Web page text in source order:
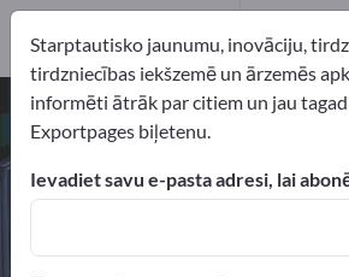
Piedziņas ķēdes –
ražotājus un
Starptautisko jaunumu, inovāciju,
tirdzniecības iekšzemē un ārzemēs
informēti ātrāk par citiem un jau
Exportpages biļetenu.
Ievadiet savu e-pasta adresi, lai